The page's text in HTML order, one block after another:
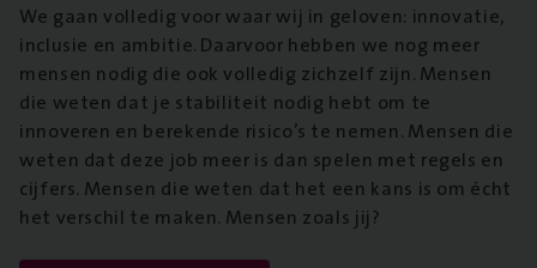
We gaan volledig voor waar wij in geloven: innovatie,
inclusie en ambitie. Daarvoor hebben we nog meer
mensen nodig die ook volledig zichzelf zijn. Mensen
die weten dat je stabiliteit nodig hebt om te
innoveren en berekende risico’s te nemen. Mensen die
weten dat deze job meer is dan spelen met regels en
cijfers. Mensen die weten dat het een kans is om écht
het verschil te maken. Mensen zoals jij?